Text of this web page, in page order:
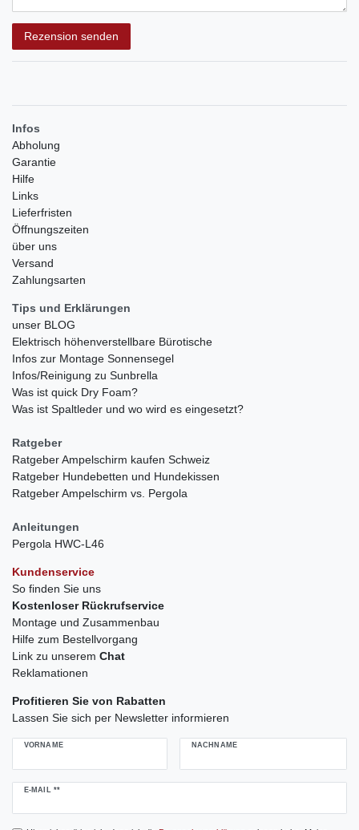
Rezension senden
Infos
Abholung
Garantie
Hilfe
Links
Lieferfristen
Öffnungszeiten
über uns
Versand
Zahlungsarten
Tips und Erklärungen
unser BLOG
Elektrisch höhenverstellbare Bürotische
Infos zur Montage Sonnensegel
Infos/Reinigung zu Sunbrella
Was ist quick Dry Foam?
Was ist Spaltleder und wo wird es eingesetzt?
Ratgeber
Ratgeber Ampelschirm kaufen Schweiz
Ratgeber Hundebetten und Hundekissen
Ratgeber Ampelschirm vs. Pergola
Anleitungen
Pergola HWC-L46
Kundenservice
So finden Sie uns
Kostenloser Rückrufservice
Montage und Zusammenbau
Hilfe zum Bestellvorgang
Link zu unserem Chat
Reklamationen
Profitieren Sie von Rabatten
Lassen Sie sich per Newsletter informieren
VORNAME NACHNAME
E-MAIL **
Newsletter